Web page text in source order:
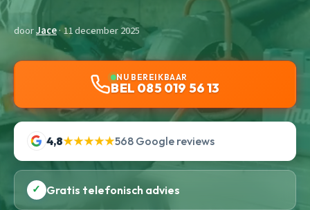
doorJace· 11 december 2025
NU BEREIKBAAR
BEL 085 019 56 13
4,8★★★★★568 Google reviews
✓ Gratis telefonisch advies